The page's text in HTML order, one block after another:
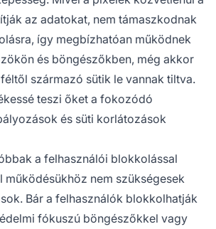
az adatokat, nem támaszkodnak
így megbízhatóan működnek
és böngészőkben, még akkor
származó sütik le vannak tiltva.
teszi őket a fokozódó
és süti korlátozások
a felhasználói blokkolással
működésükhöz nem szükségesek
Bár a felhasználók blokkolhatják
fókuszú böngészőkkel vagy